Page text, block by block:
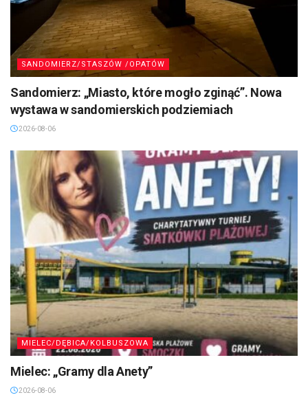
SANDOMIERZ/STASZÓW /OPATÓW
Sandomierz: „Miasto, które mogło zginąć”. Nowa
wystawa w sandomierskich podziemiach
2026-08-06
MIELEC/DĘBICA/KOLBUSZOWA
Mielec: „Gramy dla Anety”
2026-08-06